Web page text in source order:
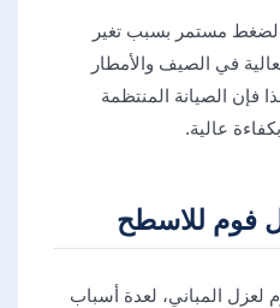
مستمر بسبب تغير
في الصيف والأمطار
فإن الصيانة المنتظمة
عالية.
فوم للاسطح
لعزل المباني، لعدة أسباب